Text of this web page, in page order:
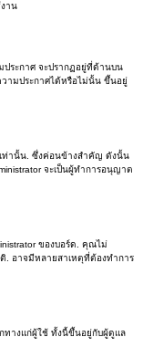
าน
ระกาศ จะปรากฏอยู่ที่ด้านบน
ามประกาศได้หรือไม่นั้น ขึ้นอยู่
ท่านั้น. ซึ่งค่อนข้างสำคัญ ดังนั้น
จะเป็นผู้ทำการอนุญาต
ของบอร์ด. คุณไม่
. อาจมีหลายสาเหตุที่ต้องทำการ
ทางแก่ผู้ใช้ ทั้งนี้ขึ้นอยู่กับผู้ดูแล